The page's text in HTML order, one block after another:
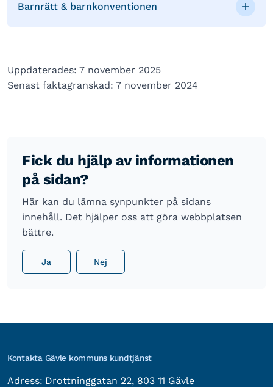
Barnrätt & barnkonventionen
Uppdaterades: 7 november 2025
Senast faktagranskad: 7 november 2024
Fick du hjälp av informationen
på sidan?
Här kan du lämna synpunkter på sidans
innehåll. Det hjälper oss att göra webbplatsen
bättre.
Ja Nej
Kontakta Gävle kommuns kundtjänst
Adress: besöksadress:
Drottninggatan 22, 803 11 Gävle